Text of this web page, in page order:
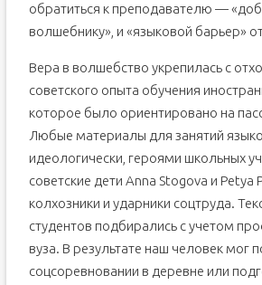
обратиться к преподавателю —
волшебнику», и «языковой барьер»
Вера в волшебство укрепилась с
советского опыта обучения
которое было ориентировано на
Любые материалы для занятий
идеологически, героями школьных
советские дети Anna Stogova и Petya
колхозники и ударники соцтруда.
студентов подбирались с учетом
вуза. В результате наш человек мог
соцсоревновании в деревне или